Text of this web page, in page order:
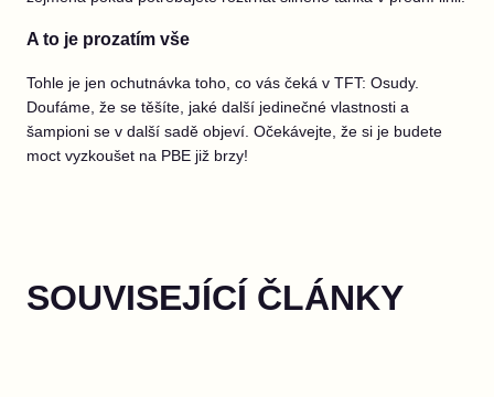
A to je prozatím vše
Tohle je jen ochutnávka toho, co vás čeká v TFT: Osudy.
Doufáme, že se těšíte, jaké další jedinečné vlastnosti a
šampioni se v další sadě objeví. Očekávejte, že si je budete
moct vyzkoušet na PBE již brzy!
SOUVISEJÍCÍ ČLÁNKY